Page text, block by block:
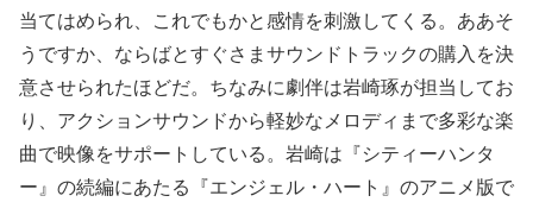
当てはめられ、これでもかと感情を刺激してくる。ああそ
うですか、ならばとすぐさまサウンドトラックの購入を決
意させられたほどだ。ちなみに劇伴は岩崎琢が担当してお
り、アクションサウンドから軽妙なメロディまで多彩な楽
曲で映像をサポートしている。岩崎は『シティーハンタ
ー』の続編にあたる『エンジェル・ハート』のアニメ版で